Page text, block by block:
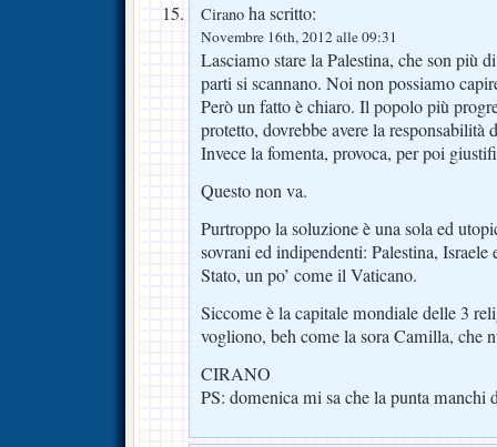
Cirano ha scritto:
Novembre 16th, 2012 alle 09:31
Lasciamo stare la Palestina, che son più
parti si scannano. Noi non possiamo
Però un fatto è chiaro. Il popolo più
protetto, dovrebbe avere la responsabilità
Invece la fomenta, provoca, per poi
Questo non va.
Purtroppo la soluzione è una sola ed
sovrani ed indipendenti: Palestina,
Stato, un po’ come il Vaticano.
Siccome è la capitale mondiale delle 3
vogliono, beh come la sora Camilla, che
CIRANO
PS: domenica mi sa che la punta